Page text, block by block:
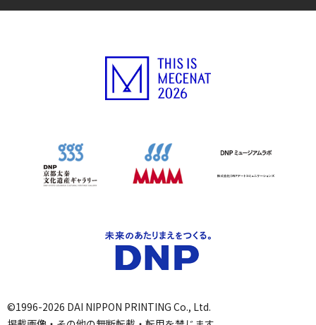
©1996-2026 DAI NIPPON PRINTING Co., Ltd.